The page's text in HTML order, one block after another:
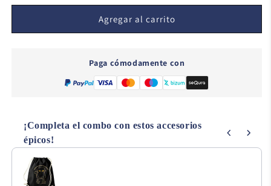
para
Neighbor
para
Neighbor
17
Agregar al carrito
Paga cómodamente con
¡Completa el combo con estos accesorios
épicos!
Use the Previous and Next buttons to navigate through